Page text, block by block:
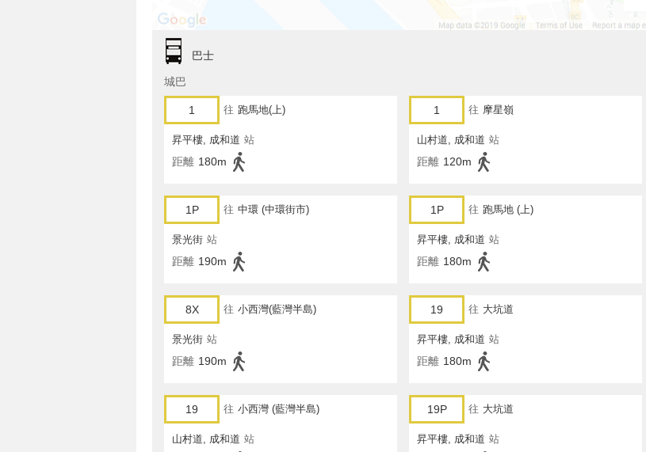
巴士
城巴
1 往 跑馬地(上)
昇平樓, 成和道 站
距離 180m
1 往 摩星嶺
山村道, 成和道 站
距離 120m
1P 往 中環 (中環街市)
景光街 站
距離 190m
1P 往 跑馬地 (上)
昇平樓, 成和道 站
距離 180m
8X 往 小西灣(藍灣半島)
景光街 站
距離 190m
19 往 大坑道
昇平樓, 成和道 站
距離 180m
19 往 小西灣 (藍灣半島)
山村道, 成和道 站
19P 往 大坑道
昇平樓, 成和道 站